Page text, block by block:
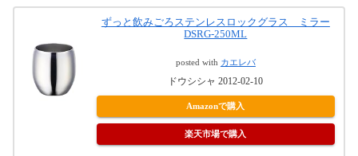
ずっと飲みごろステンレスロックグラス ミラー
DSRG-250ML
posted with カエレバ
ドウシシャ 2012-02-10
Amazonで購入
楽天市場で購入